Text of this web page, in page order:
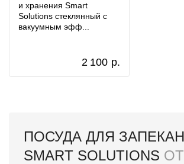
и хранения Smart
Solutions стеклянный с
вакуумным эфф...
2 100 р.
ПОСУДА ДЛЯ
SMART SOLUTIONS